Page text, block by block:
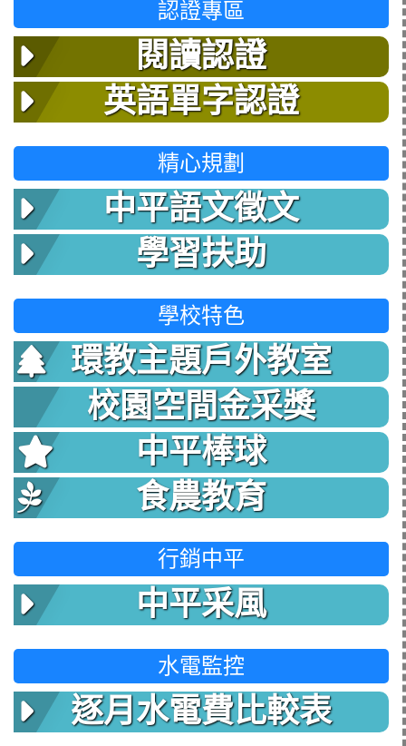
認證專區
閱讀認證
英語單字認證
精心規劃
中平語文徵文
學習扶助
學校特色
環教主題戶外教室
校園空間金采獎
中平棒球
食農教育
行銷中平
中平采風
水電監控
逐月水電費比較表